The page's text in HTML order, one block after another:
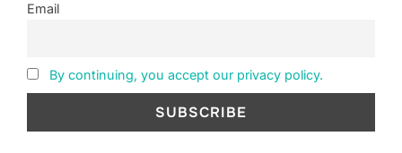
Email
By continuing, you accept our privacy policy.